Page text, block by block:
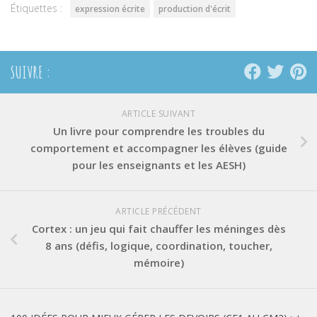
Étiquettes : expression écrite production d'écrit
SUIVRE :
ARTICLE SUIVANT
Un livre pour comprendre les troubles du
comportement et accompagner les élèves (guide
pour les enseignants et les AESH)
ARTICLE PRÉCÉDENT
Cortex : un jeu qui fait chauffer les méninges dès
8 ans (défis, logique, coordination, toucher,
mémoire)